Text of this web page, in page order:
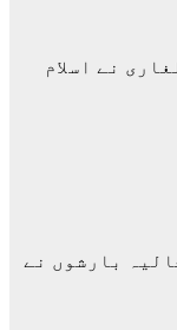
نے اسلام
بارشوں نے